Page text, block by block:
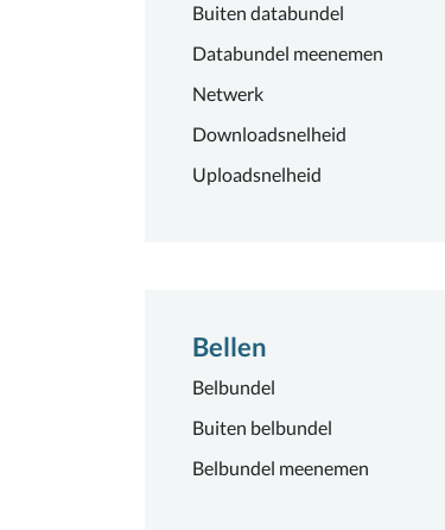
Buiten databundel
Databundel meenemen
Netwerk
Downloadsnelheid
Uploadsnelheid
Bellen
Belbundel
Buiten belbundel
Belbundel meenemen